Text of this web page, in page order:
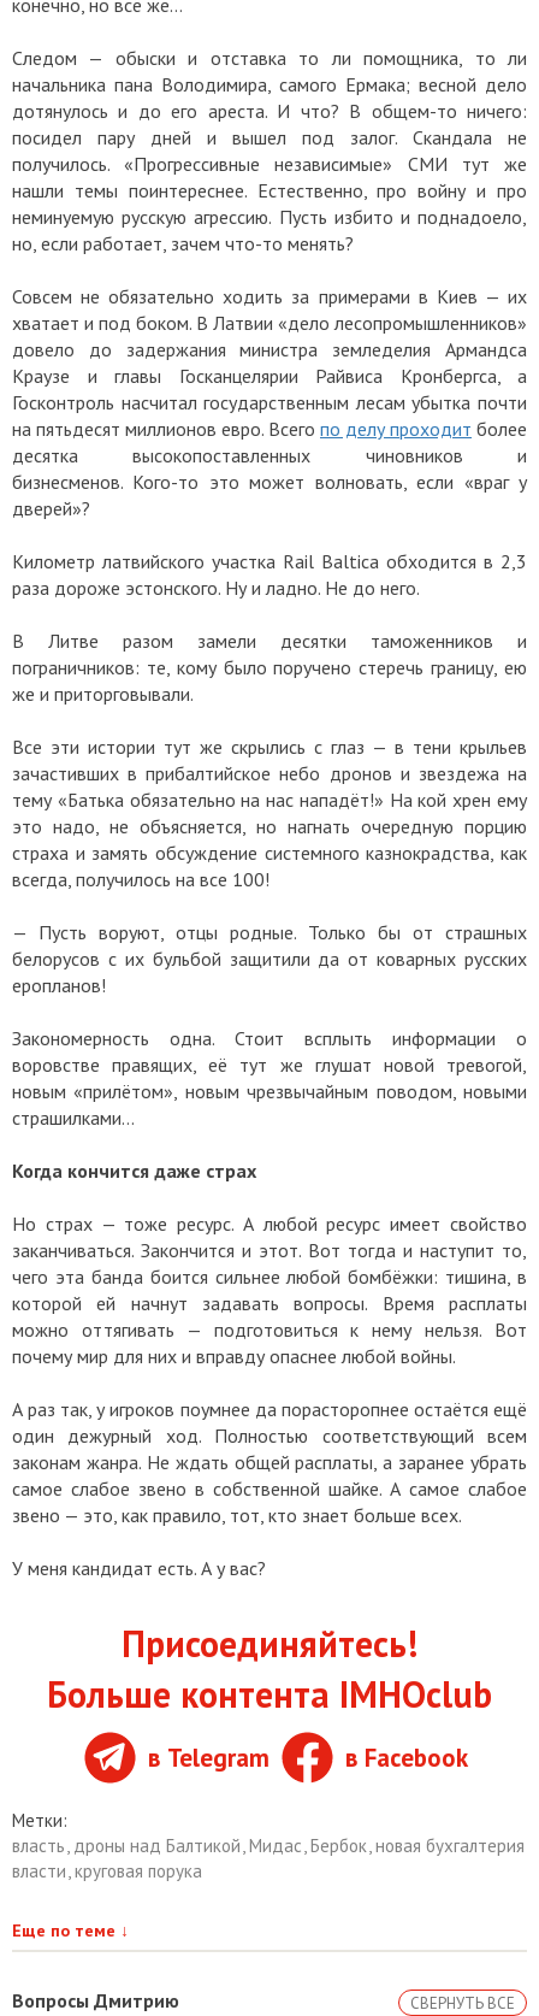
конечно, но всё же…
Следом — обыски и отставка то ли помощника, то ли
начальника пана Володимира, самого Ермака; весной дело
дотянулось и до его ареста. И что? В общем-то ничего:
посидел пару дней и вышел под залог. Скандала не
получилось. «Прогрессивные независимые» СМИ тут же
нашли темы поинтереснее. Естественно, про войну и про
неминуемую русскую агрессию. Пусть избито и поднадоело,
но, если работает, зачем что-то менять?
Совсем не обязательно ходить за примерами в Киев — их
хватает и под боком. В Латвии «дело лесопромышленников»
довело до задержания министра земледелия Армандса
Краузе и главы Госканцелярии Райвиса Кронбергса, а
Госконтроль насчитал государственным лесам убытка почти
на пятьдесят миллионов евро. Всего по делу проходит более
десятка высокопоставленных чиновников и
бизнесменов. Кого-то это может волновать, если «враг у
дверей»?
Километр латвийского участка Rail Baltica обходится в 2,3
раза дороже эстонского. Ну и ладно. Не до него.
В Литве разом замели десятки таможенников и
пограничников: те, кому было поручено стеречь границу, ею
же и приторговывали.
Все эти истории тут же скрылись с глаз — в тени крыльев
зачастивших в прибалтийское небо дронов и звездежа на
тему «Батька обязательно на нас нападёт!» На кой хрен ему
это надо, не объясняется, но нагнать очередную порцию
страха и замять обсуждение системного казнокрадства, как
всегда, получилось на все 100!
— Пусть воруют, отцы родные. Только бы от страшных
белорусов с их бульбой защитили да от коварных русских
еропланов!
Закономерность одна. Стоит всплыть информации о
воровстве правящих, её тут же глушат новой тревогой,
новым «прилётом», новым чрезвычайным поводом, новыми
страшилками…
Когда кончится даже страх
Но страх — тоже ресурс. А любой ресурс имеет свойство
заканчиваться. Закончится и этот. Вот тогда и наступит то,
чего эта банда боится сильнее любой бомбёжки: тишина, в
которой ей начнут задавать вопросы. Время расплаты
можно оттягивать — подготовиться к нему нельзя. Вот
почему мир для них и вправду опаснее любой войны.
А раз так, у игроков поумнее да порасторопнее остаётся ещё
один дежурный ход. Полностью соответствующий всем
законам жанра. Не ждать общей расплаты, а заранее убрать
самое слабое звено в собственной шайке. А самое слабое
звено — это, как правило, тот, кто знает больше всех.
У меня кандидат есть. А у вас?
Присоединяйтесь!
Больше контента IMHOclub
в Telegram в Facebook
Метки:
власть, дроны над Балтикой,Мидас,Бербок,новая бухгалтерия
власти,круговая порука
Еще по теме ↓
Вопросы Дмитрию СВЕРНУТЬ ВСЕ